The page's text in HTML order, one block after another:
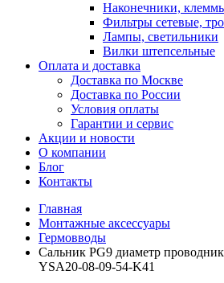
Наконечники,
Фильтры сетевые,
Лампы, светильники
Вилки штепсельные
Оплата и доставка
Доставка по Москве
Доставка по России
Условия оплаты
Гарантии и сервис
Акции и новости
О компании
Блог
Контакты
Главная
Монтажные аксессуары
Гермовводы
Сальник PG9 диаметр
YSA20-08-09-54-K41